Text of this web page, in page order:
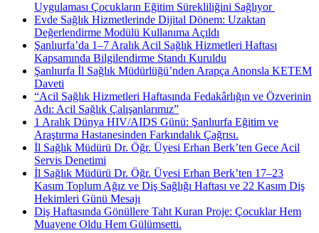
Uygulaması Çocukların Eğitim Sürekliliğini Sağlıyor ​
Evde Sağlık Hizmetlerinde Dijital Dönem: Uzaktan
Değerlendirme Modülü Kullanıma Açıldı
Şanlıurfa’da 1–7 Aralık Acil Sağlık Hizmetleri Haftası
Kapsamında Bilgilendirme Standı Kuruldu
Şanlıurfa İl Sağlık Müdürlüğü’nden Arapça Anonsla KETEM
Daveti
“Acil Sağlık Hizmetleri Haftasında Fedakârlığın ve Özverinin
Adı: Acil Sağlık Çalışanlarımız”
1 Aralık Dünya HIV/AIDS Günü: Şanlıurfa Eğitim ve
Araştırma Hastanesinden Farkındalık Çağrısı.
İl Sağlık Müdürü Dr. Öğr. Üyesi Erhan Berk’ten Gece Acil
Servis Denetimi
İl Sağlık Müdürü Dr. Öğr. Üyesi Erhan Berk’ten 17–23
Kasım Toplum Ağız ve Diş Sağlığı Haftası ve 22 Kasım Diş
Hekimleri Günü Mesajı
Diş Haftasında Gönüllere Taht Kuran Proje: Çocuklar Hem
Muayene Oldu Hem Gülümsetti.